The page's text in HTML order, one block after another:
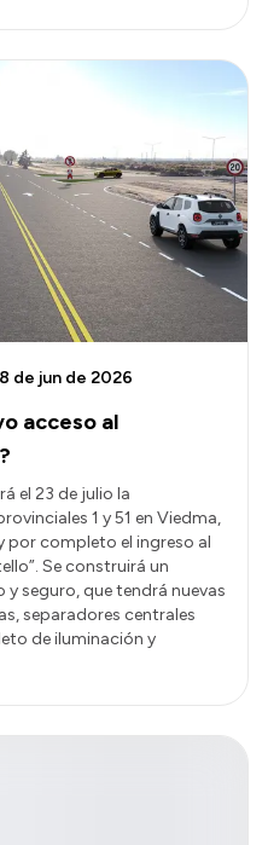
acceso al
de jun de 2026
el 23 de julio la
1 y 51 en Viedma,
completo el ingreso al
Se construirá un
seguro, que tendrá nuevas
separadores centrales
de iluminación y